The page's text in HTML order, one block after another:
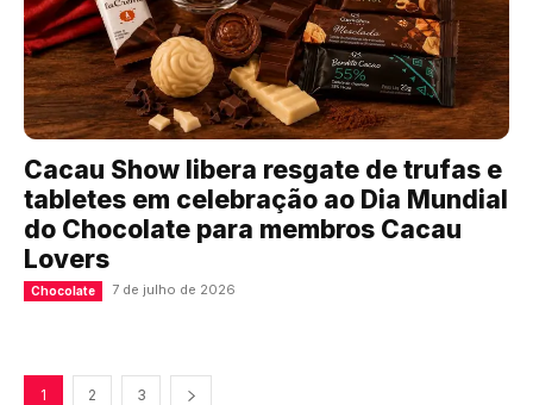
Cacau Show libera resgate de trufas e
tabletes em celebração ao Dia Mundial
do Chocolate para membros Cacau
Lovers
Chocolate 7 de julho de 2026
1 2 3